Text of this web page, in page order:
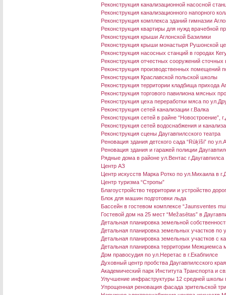
Реконструкция канализационной насосной
Реконструкция канализационного напорного
Реконструкция комплекса зданий гимназии
Реконструкция квартиры для нужд врачебной
Реконструкция крыши Аглонской Базилики
Реконструкция крыши монастыря Рушонской
Реконструкция насосных станций в городах
Реконструкция отчестных сооружений сточных
Реконструкция производственных помещений
Реконструкция Краславской польской школы
Реконструкция территории кладбища прихода
Реконструкция торгового павилиона мясных
Реконструкция цеха переработки мяса по
Реконструкция сетей канализации г.Валка
Реконструкция сетей в райне “Новостроение”,
Реконструкция сетей водоснабжения и
Реконструкция сцены Даугавпилсского театра
Реновация здания детского сада “Rūķīši” по
Реновация здания и гаражей полиции
Рядные дома в районе ул.Вентас г.Даугавпилса
Центр АЗ
Центр искусств Марка Ротко по ул.Михаила в
Центр туризма “Стропы”
Благоустройство территории и устройство
Блок для машин подготовки льда
Бассейн в гостевом комплексе “Jaunsventes
Гостевой дом на 25 мест “Mežasētas” в
Детальная планировка земельной
Детальная планировка земельных участков по
Детальная планировка земельных участков с
Детальная планировка территории Межциемса
Дом правосудия по ул.Неретас в г.Екабпилсе
Духовный центр пробства Даугавпилсского
Академический парк Института Транспорта и
Улучшение инфраструктуры 12 средней
Упрощенная реновация фасада зрительской